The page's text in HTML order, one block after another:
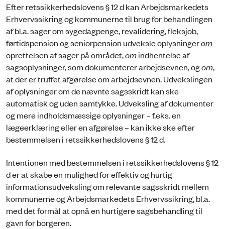
Efter retssikkerhedslovens § 12 d kan Arbejdsmarkedets
Erhvervssikring og kommunerne til brug for behandlingen
af bl.a. sager om sygedagpenge, revalidering, fleksjob,
førtidspension og seniorpension udveksle oplysningerom
oprettelsen af sager på området,omindhentelse af
sagsoplysninger, som dokumenterer arbejdsevnen, ogom,
at der er truffet afgørelse om arbejdsevnen. Udvekslingen
af oplysninger om de nævnte sagsskridt kan ske
automatisk og uden samtykke. Udveksling af dokumenter
og mere indholdsmæssige oplysninger – f.eks. en
lægeerklæring eller en afgørelse – kan ikke ske efter
bestemmelsen i retssikkerhedslovens § 12 d.
Intentionen med bestemmelsen i retssikkerhedslovens § 12
d er at skabe en mulighed for effektiv og hurtig
informationsudveksling om relevante sagsskridt mellem
kommunerne og Arbejdsmarkedets Erhvervssikring, bl.a.
med det formål at opnå en hurtigere sagsbehandling til
gavn for borgeren.